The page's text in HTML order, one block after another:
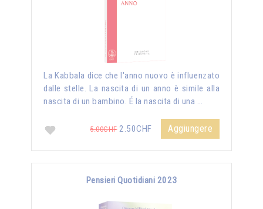
La Kabbala dice che l'anno nuovo è influenzato
dalle stelle. La nascita di un anno è simile alla
nascita di un bambino. É la nascita di una …
5.00CHF2.50CHF Aggiungere
Pensieri Quotidiani 2023